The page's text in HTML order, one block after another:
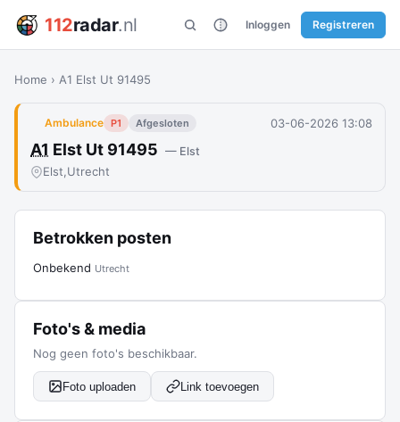
112radar.nl Inloggen Registreren
Home › A1 Elst Ut 91495
Ambulance P1 Afgesloten 03-06-2026 13:08
A1 Elst Ut 91495 — Elst
Elst,Utrecht
Betrokken posten
Onbekend Utrecht
Foto's & media
Nog geen foto's beschikbaar.
Foto uploaden Link toevoegen